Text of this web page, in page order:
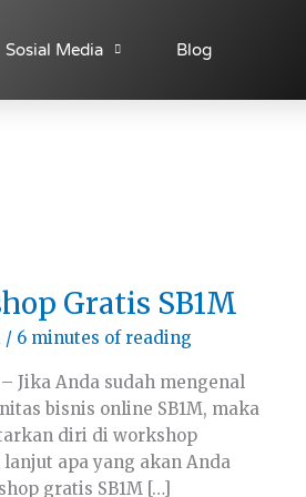
Sosial Media Blog
Gratis SB1M
/ 6 minutes of reading
Jika Anda sudah mengenal
bisnis online SB1M, maka
diri di workshop
apa yang akan Anda
gratis SB1M […]